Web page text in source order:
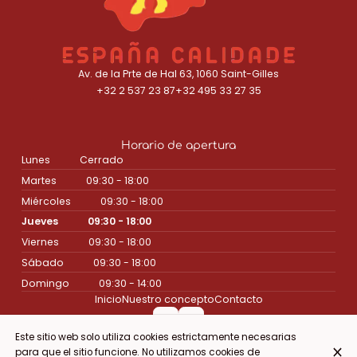
Av. de la Prte de Hal 63, 1060 Saint-Gilles
+32 2 537 23 87+32 495 33 27 35
Horario de apertura
Lunes
Cerrado
Martes
09:30 - 18:00
Miércoles
09:30 - 18:00
Jueves
09:30 - 18:00
Viernes
09:30 - 18:00
Sábado
09:30 - 18:00
Domingo
09:30 - 14:00
InicioNuestro conceptoContacto
Este sitio web solo utiliza cookies estrictamente necesarias
para que el sitio funcione. No utilizamos cookies de